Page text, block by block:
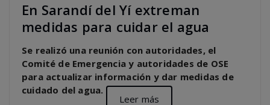
En Sarandí del Yí extreman
medidas para cuidar el agua
Se realizó una reunión con autoridades, el
Comité de Emergencia y autoridades de OSE
para actualizar información y dar medidas de
cuidado del agua.
Leer más